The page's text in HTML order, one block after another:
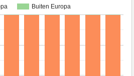
Buiten Europa